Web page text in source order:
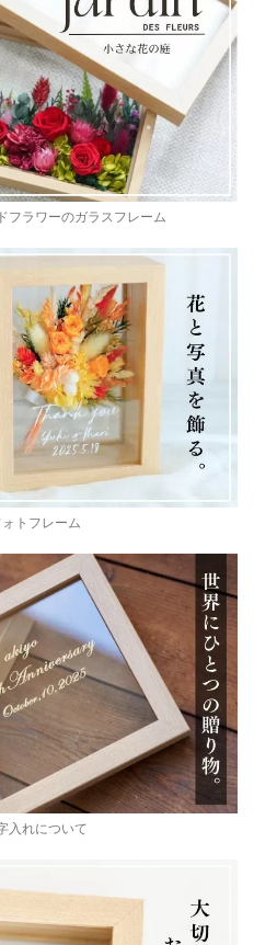
フラワーのガラスフレーム
トフレーム
入れについて